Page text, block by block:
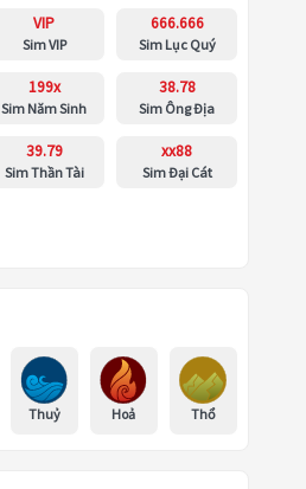
VIP
Sim VIP
666.666
Sim Lục Quý
199x
Sim Năm Sinh
38.78
Sim Ông Địa
39.79
Sim Thần Tài
xx88
Sim Đại Cát
Thuỷ Hoả Thổ